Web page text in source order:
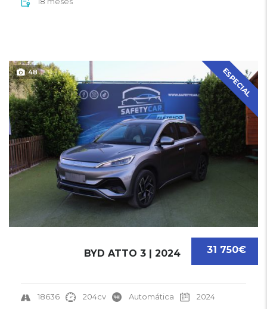
ESPECIAL
48
31 750€
BYD ATTO 3 | 2024
18636 204cv Automática 2024